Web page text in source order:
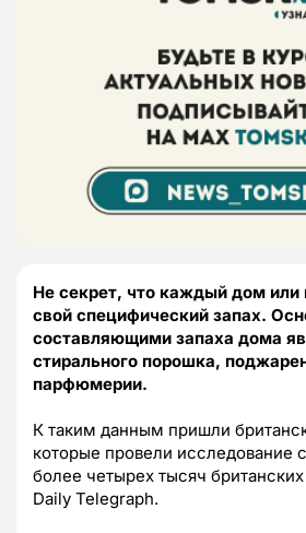
Не секрет, что каждый дом или
свой специфический запах.
составляющими запаха дома
стирального порошка,
парфюмерии.
К таким данным пришли
которые провели исследование
более четырех тысяч
Daily Telegraph.